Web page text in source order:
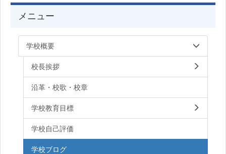
メニュー
学校概要
校長挨拶
沿革・校歌・校章
学校教育目標
学校自己評価
学校ブログ